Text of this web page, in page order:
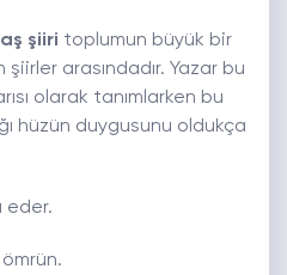
şiiri toplumun büyük bir
arasındadır. Yazar bu
olarak tanımlarken bu
hüzün duygusunu oldukça
eder.